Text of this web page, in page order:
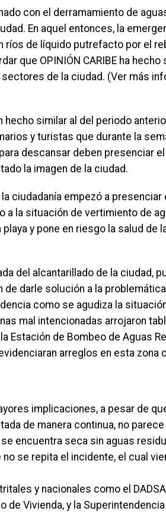
con el derramamiento de
En aquel entonces, la
ríos de líquido putrefacto por el
que OPINIÓN CARIBE ha
de la ciudad. (Ver más
hecho similar al del periodo
y turistas que durante la
descansar deben presenciar
la imagen de la ciudad.
ciudadanía empezó a
a la situación de vertimiento de
y pone en riesgo la salud de
del alcantarillado de la ciudad,
darle solución a la
como se agudiza la
mal intencionadas arrojaron
Estación de Bombeo de Aguas
arreglos en esta zona
implicaciones, a pesar de
de manera continua, no
encuentra seca sin aguas
se repita el incidente, el cual
y nacionales como el
de Vivienda, y la